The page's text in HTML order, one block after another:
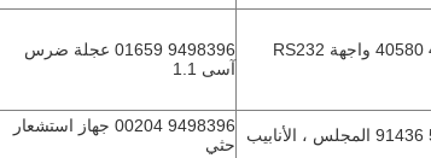
4022592 40580 واجهة RS232
9498396 01659 عجلة ضرس
آسى 1.1
9498396 00204 جهاز استشعار
حثي